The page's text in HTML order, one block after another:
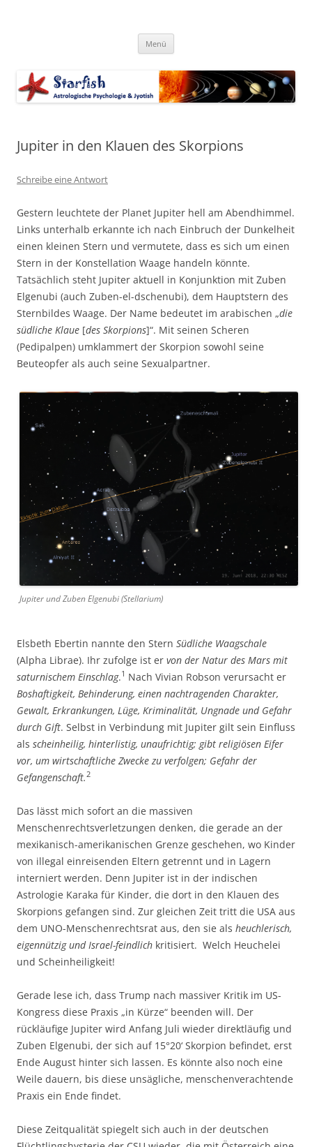
Menü
Jupiter in den Klauen des Skorpions
Schreibe eine Antwort
Gestern leuchtete der Planet Jupiter hell am Abendhimmel.
Links unterhalb erkannte ich nach Einbruch der Dunkelheit
einen kleinen Stern und vermutete, dass es sich um einen
Stern in der Konstellation Waage handeln könnte.
Tatsächlich steht Jupiter aktuell in Konjunktion mit Zuben
Elgenubi (auch Zuben-el-dschenubi), dem Hauptstern des
Sternbildes Waage. Der Name bedeutet im arabischen „die
südliche Klaue [des Skorpions]“. Mit seinen Scheren
(Pedipalpen) umklammert der Skorpion sowohl seine
Beuteopfer als auch seine Sexualpartner.
Jupiter und Zuben Elgenubi (Stellarium)
Elsbeth Ebertin nannte den Stern Südliche Waagschale
(Alpha Librae). Ihr zufolge ist er von der Natur des Mars mit
saturnischem Einschlag.1 Nach Vivian Robson verursacht er
Boshaftigkeit, Behinderung, einen nachtragenden Charakter,
Gewalt, Erkrankungen, Lüge, Kriminalität, Ungnade und Gefahr
durch Gift. Selbst in Verbindung mit Jupiter gilt sein Einfluss
als scheinheilig, hinterlistig, unaufrichtig; gibt religiösen Eifer
vor, um wirtschaftliche Zwecke zu verfolgen; Gefahr der
Gefangenschaft.2
Das lässt mich sofort an die massiven
Menschenrechtsverletzungen denken, die gerade an der
mexikanisch-amerikanischen Grenze geschehen, wo Kinder
von illegal einreisenden Eltern getrennt und in Lagern
interniert werden. Denn Jupiter ist in der indischen
Astrologie Karaka für Kinder, die dort in den Klauen des
Skorpions gefangen sind. Zur gleichen Zeit tritt die USA aus
dem UNO-Menschenrechtsrat aus, den sie als heuchlerisch,
eigennützig und Israel-feindlich kritisiert. Welch Heuchelei
und Scheinheiligkeit!
Gerade lese ich, dass Trump nach massiver Kritik im US-
Kongress diese Praxis „in Kürze“ beenden will. Der
rückläufige Jupiter wird Anfang Juli wieder direktläufig und
Zuben Elgenubi, der sich auf 15°20‘ Skorpion befindet, erst
Ende August hinter sich lassen. Es könnte also noch eine
Weile dauern, bis diese unsägliche, menschenverachtende
Praxis ein Ende findet.
Diese Zeitqualität spiegelt sich auch in der deutschen